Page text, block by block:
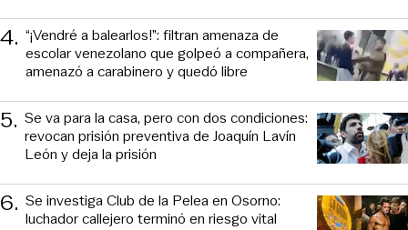
4. “¡Vendré a balearlos!”: filtran amenaza de
escolar venezolano que golpeó a compañera,
amenazó a carabinero y quedó libre
5. Se va para la casa, pero con dos condiciones:
revocan prisión preventiva de Joaquín Lavín
León y deja la prisión
6. Se investiga Club de la Pelea en Osorno:
luchador callejero terminó en riesgo vital